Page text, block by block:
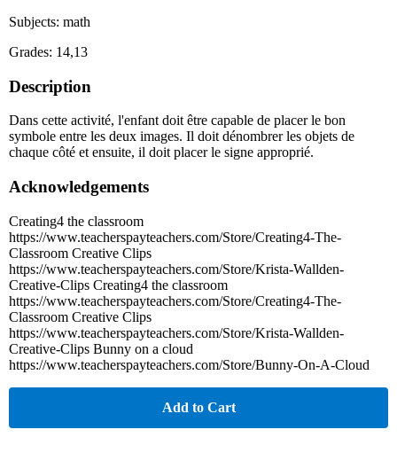
Subjects: math
Grades: 14,13
Description
Dans cette activité, l'enfant doit être capable de placer le bon
symbole entre les deux images. Il doit dénombrer les objets de
chaque côté et ensuite, il doit placer le signe approprié.
Acknowledgements
Creating4 the classroom
https://www.teacherspayteachers.com/Store/Creating4-The-
Classroom Creative Clips
https://www.teacherspayteachers.com/Store/Krista-Wallden-
Creative-Clips Creating4 the classroom
https://www.teacherspayteachers.com/Store/Creating4-The-
Classroom Creative Clips
https://www.teacherspayteachers.com/Store/Krista-Wallden-
Creative-Clips Bunny on a cloud
https://www.teacherspayteachers.com/Store/Bunny-On-A-Cloud
Add to Cart